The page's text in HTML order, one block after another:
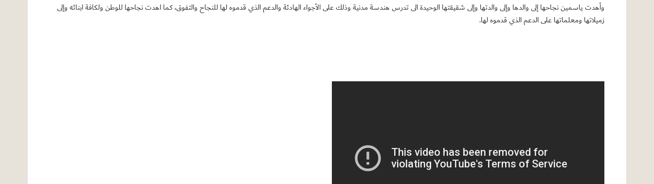
وأهدت ياسمين نجاحها إلى والدها وإلى والدتها وإلى شقيقتها الوحيدة الى تدرس هندسة مدنية وذلك على الأجواء الهادئة والدعم الذي قدموه لها للنجاح والتفوق، كما اهدت نجاحها للوطن ولكافة ابنائه وإلى
زميلاتها ومعلماتها على الدعم الذي قدموه لها.